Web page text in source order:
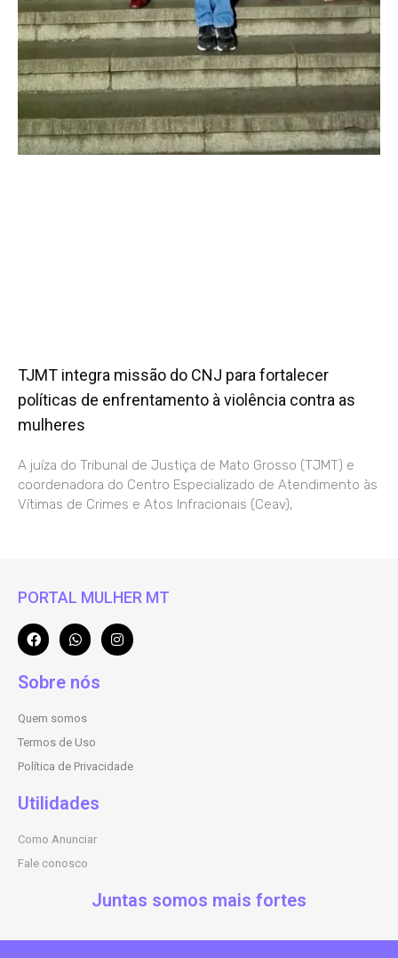
TJMT integra missão do CNJ para fortalecer
políticas de enfrentamento à violência contra as
mulheres
A juíza do Tribunal de Justiça de Mato Grosso (TJMT) e
coordenadora do Centro Especializado de Atendimento às
Vítimas de Crimes e Atos Infracionais (Ceav),
PORTAL MULHER MT
Sobre nós
Quem somos
Termos de Uso
Política de Privacidade
Utilidades
Como Anunciar
Fale conosco
Juntas somos mais fortes